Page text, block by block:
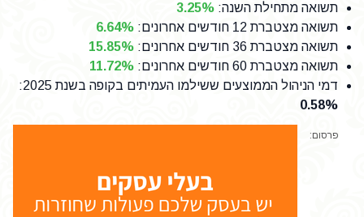
תשואה מתחילת השנה:
3.25%
תשואה מצטברת 12 חודשים אחרונים
:
6.64%
תשואה מצטברת 36 חודשים אחרונים
:
15.85%
תשואה מצטברת 60 חודשים אחרונים
:
11.72%
דמי הניהול הממוצעים ששילמו העמיתים בקופה בשנת 2025
:
0.58%
פרסום: